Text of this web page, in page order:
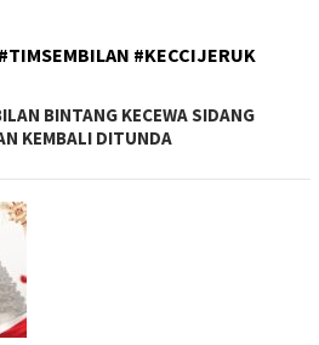
#KECCIJERUK
BINTANG KECEWA SIDANG
KEMBALI DITUNDA